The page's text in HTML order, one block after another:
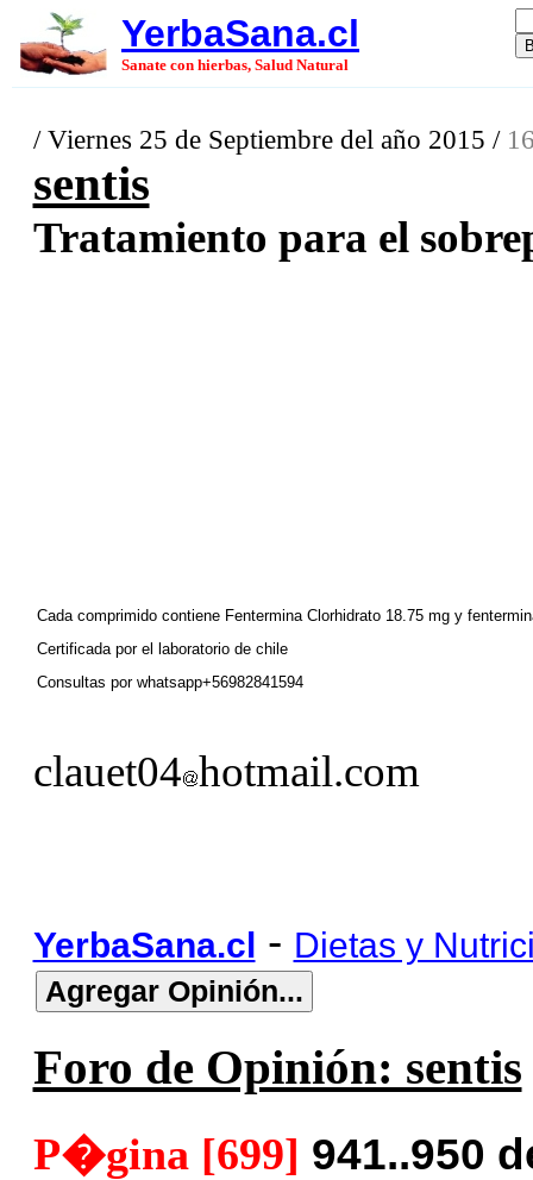
YerbaSana.cl
Sanate con hierbas, Salud Natural
/ Viernes 25 de Septiembre del año 2015 /
sentis
Tratamiento para el
Cada comprimido contiene Fentermina Clorhidrato 18.75 mg y
Certificada por el laboratorio de chile
Consultas por whatsapp+56982841594
clauet04 hotmail.com
YerbaSana.cl - Dietas y
Foro de Opinión: sentis
P�gina [699] 941..950